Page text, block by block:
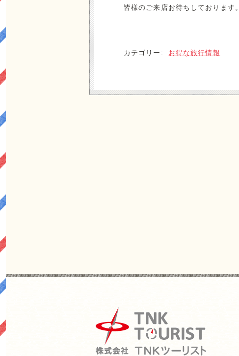
皆様のご来店お待ちしております。
カテゴリー: お得な旅行情報